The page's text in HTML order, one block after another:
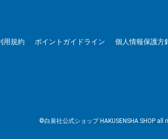
用規約 ポイントガイドライン 個人情報保護方
©白泉社公式ショップ HAKUSENSHA SHOP all